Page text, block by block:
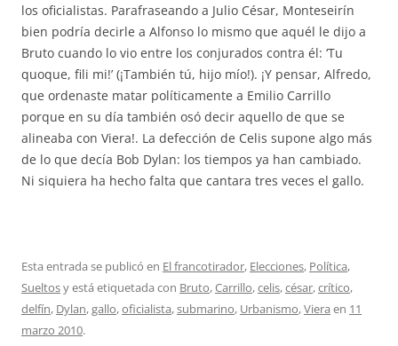
los oficialistas. Parafraseando a Julio César, Monteseirín
bien podría decirle a Alfonso lo mismo que aquél le dijo a
Bruto cuando lo vio entre los conjurados contra él: ‘Tu
quoque, fili mi!’ (¡También tú, hijo mío!). ¡Y pensar, Alfredo,
que ordenaste matar políticamente a Emilio Carrillo
porque en su día también osó decir aquello de que se
alineaba con Viera!. La defección de Celis supone algo más
de lo que decía Bob Dylan: los tiempos ya han cambiado.
Ni siquiera ha hecho falta que cantara tres veces el gallo.
Esta entrada se publicó en El francotirador, Elecciones, Política,
Sueltosy está etiquetada con Bruto,Carrillo,celis,césar,crítico,
delfín, Dylan,gallo,oficialista,submarino, Urbanismo,Viera en 11
marzo 2010.